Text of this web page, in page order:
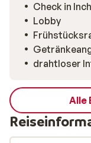
Check in
Lobby
drahtloser
Alle